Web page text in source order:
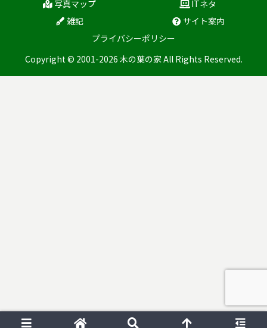
写真マップ
ITネタ
雑記
サイト案内
プライバシーポリシー
Copyright © 2001-2026 木の葉の家 All Rights Reserved.